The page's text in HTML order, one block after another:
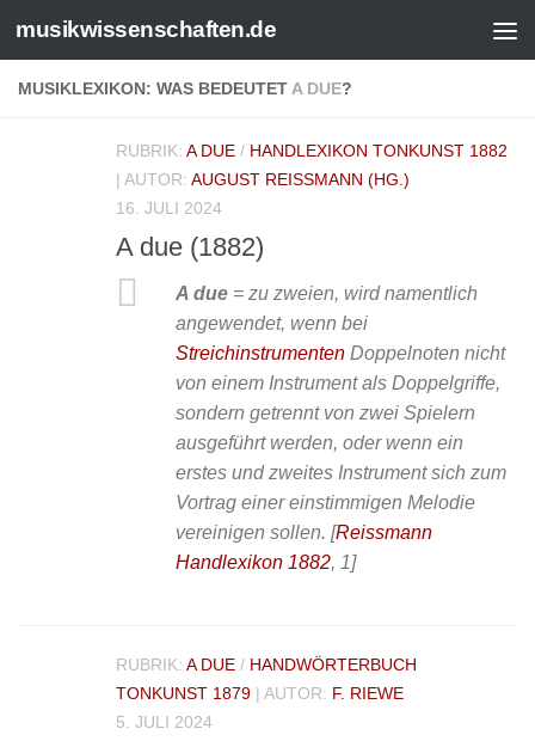
musikwissenschaften.de
MUSIKLEXIKON: WAS BEDEUTET A DUE?
RUBRIK: A DUE / HANDLEXIKON TONKUNST 1882
| AUTOR: AUGUST REISSMANN (HG.)
16. JULI 2024
A due (1882)
A due = zu zweien, wird namentlich
angewendet, wenn bei
Streichinstrumenten Doppelnoten nicht
von einem Instrument als Doppelgriffe,
sondern getrennt von zwei Spielern
ausgeführt werden, oder wenn ein
erstes und zweites Instrument sich zum
Vortrag einer einstimmigen Melodie
vereinigen sollen. [Reissmann
Handlexikon 1882, 1]
RUBRIK: A DUE / HANDWÖRTERBUCH
TONKUNST 1879 | AUTOR: F. RIEWE
5. JULI 2024